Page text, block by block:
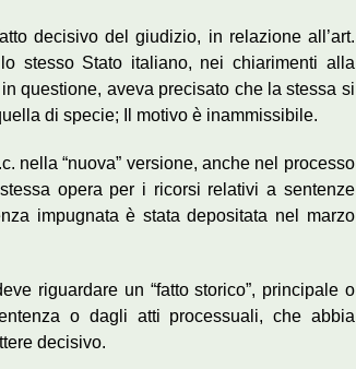
decisivo del giudizio, in relazione all’art.
stesso Stato italiano, nei chiarimenti alla
questione, aveva precisato che la stessa si
di specie; Il motivo è inammissibile.
nella “nuova” versione, anche nel processo
opera per i ricorsi relativi a sentenze
impugnata è stata depositata nel marzo
riguardare un “fatto storico”, principale o
o dagli atti processuali, che abbia
decisivo.